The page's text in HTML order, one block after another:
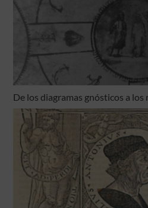
De los diagramas gnósticos a